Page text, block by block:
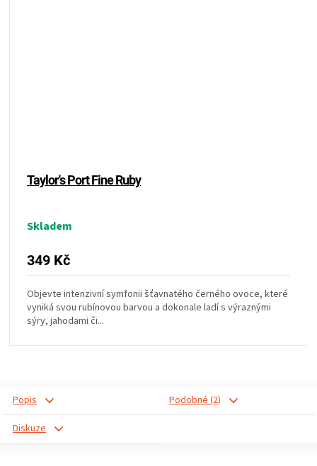
ZNAČKY
(CZK)
PŘIHLÁŠENÍ
Taylor's Port Fine Ruby
Skladem
349 Kč
Objevte intenzivní symfonii šťavnatého černého ovoce, které
vyniká svou rubínovou barvou a dokonale ladí s výraznými
sýry, jahodami či...
Popis
Podobné (2)
Diskuze